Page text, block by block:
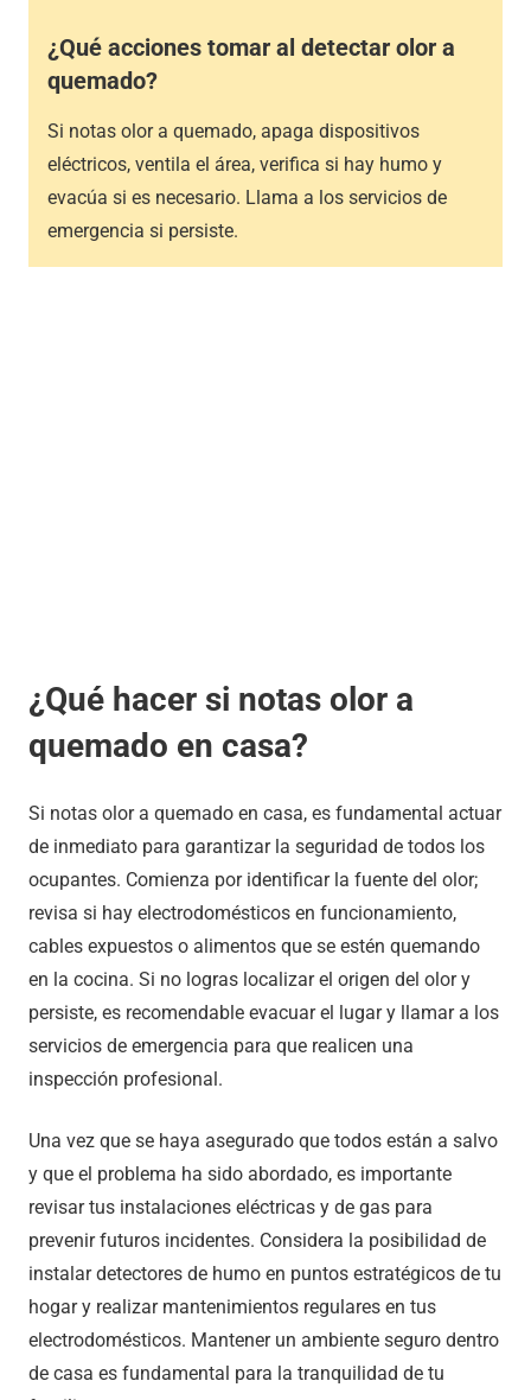
¿Qué acciones tomar al detectar olor a
quemado?
Si notas olor a quemado, apaga dispositivos
eléctricos, ventila el área, verifica si hay humo y
evacúa si es necesario. Llama a los servicios de
emergencia si persiste.
¿Qué hacer si notas olor a
quemado en casa?
Si notas olor a quemado en casa, es fundamental actuar
de inmediato para garantizar la seguridad de todos los
ocupantes. Comienza por identificar la fuente del olor;
revisa si hay electrodomésticos en funcionamiento,
cables expuestos o alimentos que se estén quemando
en la cocina. Si no logras localizar el origen del olor y
persiste, es recomendable evacuar el lugar y llamar a los
servicios de emergencia para que realicen una
inspección profesional.
Una vez que se haya asegurado que todos están a salvo
y que el problema ha sido abordado, es importante
revisar tus instalaciones eléctricas y de gas para
prevenir futuros incidentes. Considera la posibilidad de
instalar detectores de humo en puntos estratégicos de tu
hogar y realizar mantenimientos regulares en tus
electrodomésticos. Mantener un ambiente seguro dentro
de casa es fundamental para la tranquilidad de tu